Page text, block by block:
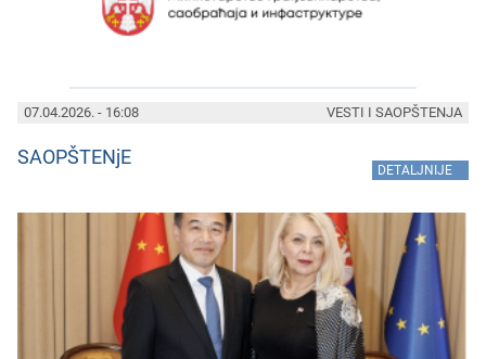
07.04.2026. - 16:08
SAOPŠTENjE
DETALJNIJE
VESTI I SAOPŠTENJA